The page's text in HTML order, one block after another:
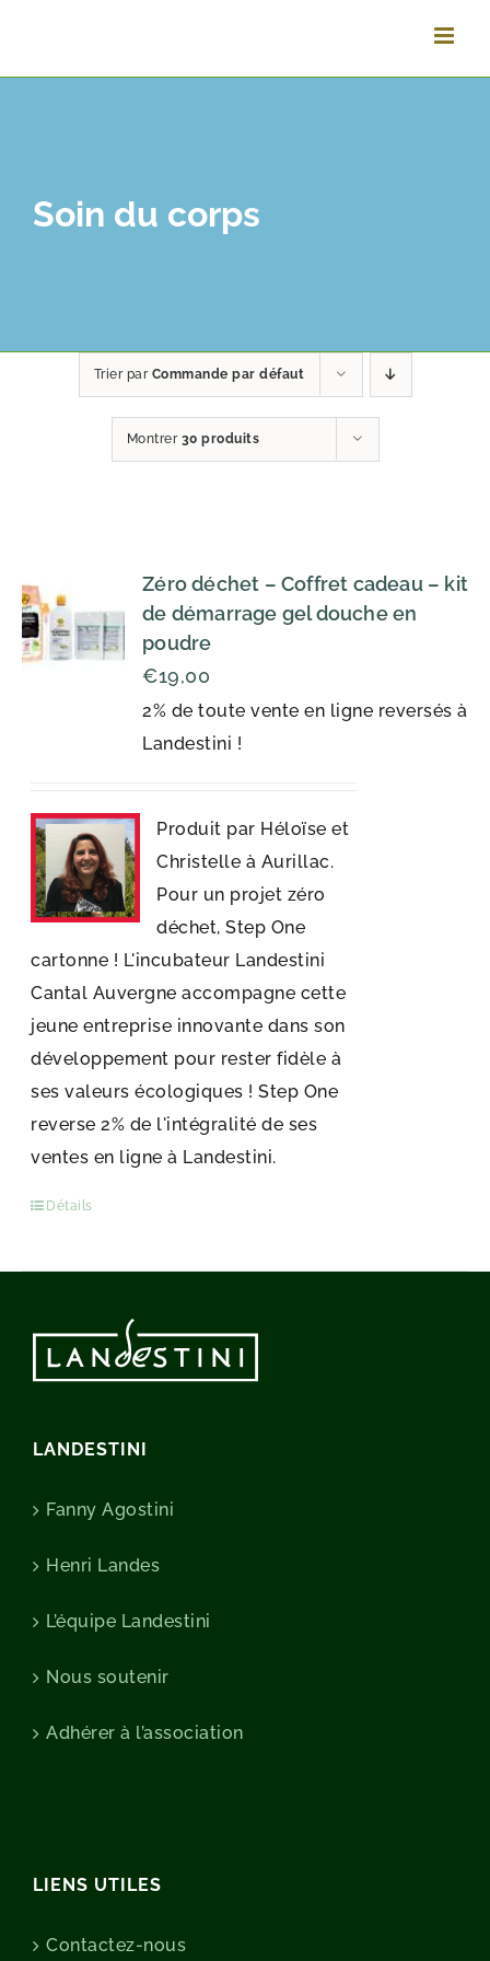
contenu
Soin du corps
Trier par Commande par défaut
Montrer 30 produits
Zéro déchet – Coffret cadeau – kit
de démarrage gel douche en
poudre
2% de toute vente en ligne reversés à
Landestini !
€19,00
Produit par Héloïse et
Christelle à Aurillac.
Pour un projet zéro
déchet, Step One
cartonne ! L'incubateur Landestini
Cantal Auvergne accompagne cette
jeune entreprise innovante dans son
développement pour rester fidèle à
ses valeurs écologiques ! Step One
reverse 2% de l'intégralité de ses
ventes en ligne à Landestini.
Détails
LANDESTINI
Fanny Agostini
Henri Landes
L’équipe Landestini
Nous soutenir
Adhérer à l’association
LIENS UTILES
Contactez-nous